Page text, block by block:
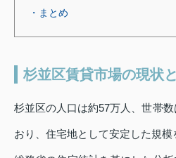
・まとめ
杉並区賃貸市場の現状
杉並区の人口は約57万人、世帯
おり、住宅地として安定した規模